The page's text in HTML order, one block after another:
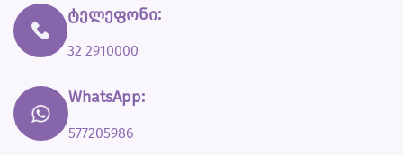
ტელეფონი:
32 2910000
WhatsApp:
577205986